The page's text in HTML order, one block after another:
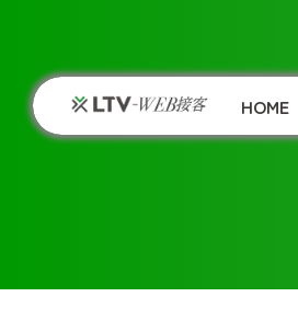
HOME